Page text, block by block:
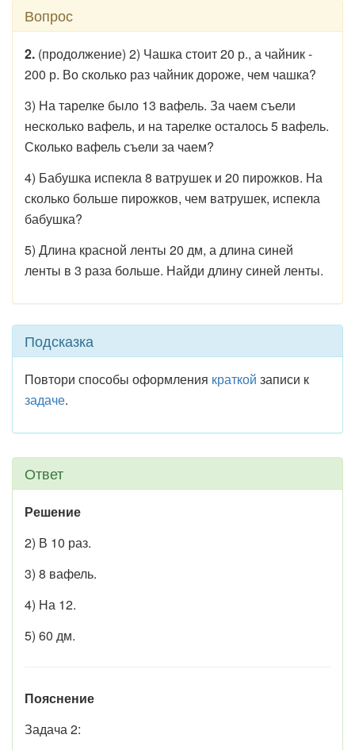
Вопрос
2. (продолжение) 2) Чашка стоит 20 р., а чайник -
200 р. Во сколько раз чайник дороже, чем чашка?
3) На тарелке было 13 вафель. За чаем съели
несколько вафель, и на тарелке осталось 5 вафель.
Сколько вафель съели за чаем?
4) Бабушка испекла 8 ватрушек и 20 пирожков. На
сколько больше пирожков, чем ватрушек, испекла
бабушка?
5) Длина красной ленты 20 дм, а длина синей
ленты в 3 раза больше. Найди длину синей ленты.
Подсказка
Повтори способы оформления краткой записи к
задаче.
Ответ
Решение
2) В 10 раз.
3) 8 вафель.
4) На 12.
5) 60 дм.
Пояснение
Задача 2: